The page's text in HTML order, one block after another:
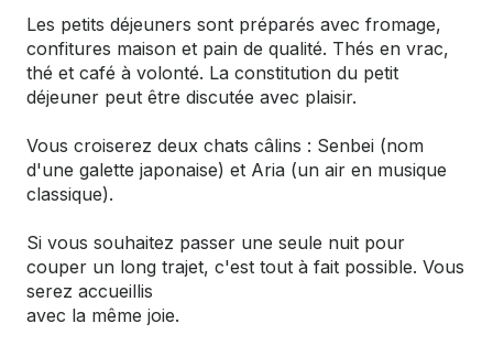
Les petits déjeuners sont préparés avec fromage,
confitures maison et pain de qualité. Thés en vrac,
thé et café à volonté. La constitution du petit
déjeuner peut être discutée avec plaisir.
Vous croiserez deux chats câlins : Senbei (nom
d'une galette japonaise) et Aria (un air en musique
classique).
Si vous souhaitez passer une seule nuit pour
couper un long trajet, c'est tout à fait possible. Vous
serez accueillis
avec la même joie.